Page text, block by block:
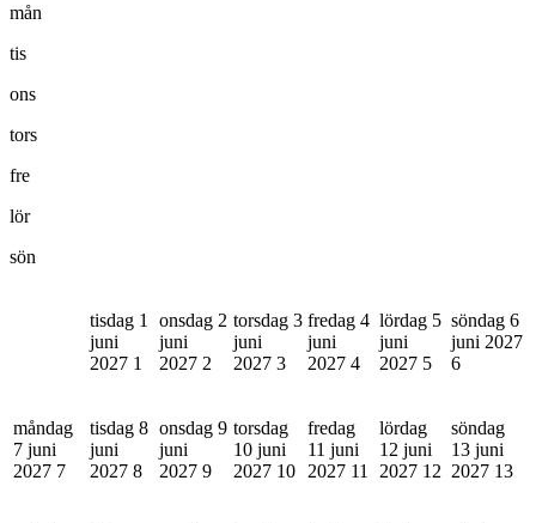
mån
tis
ons
tors
fre
lör
sön
tisdag 1
juni
2027 1
onsdag 2
juni
2027 2
torsdag 3
juni
2027 3
fredag 4
juni
2027 4
lördag 5
juni
2027 5
söndag 6
juni 2027
6
måndag
7 juni
2027 7
tisdag 8
juni
2027 8
onsdag 9
juni
2027 9
torsdag
10 juni
2027 10
fredag
11 juni
2027 11
lördag
12 juni
2027 12
söndag
13 juni
2027 13